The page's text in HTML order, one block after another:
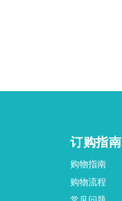
订购指南
购物指南
购物流程